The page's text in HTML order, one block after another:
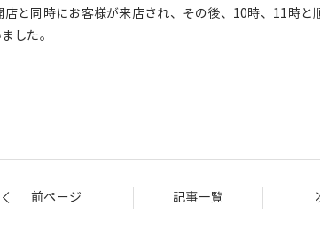
と同時にお客様が来店され、その後、10時、11時
した。
前ページ 記事一覧